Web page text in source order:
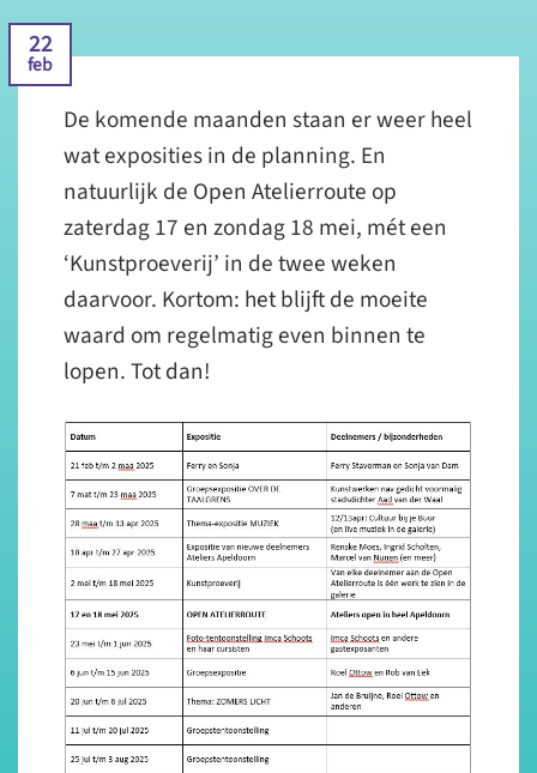
22
feb
De komende maanden staan er weer heel
wat exposities in de planning. En
natuurlijk de Open Atelierroute op
zaterdag 17 en zondag 18 mei, mét een
‘Kunstproeverij’ in de twee weken
daarvoor. Kortom: het blijft de moeite
waard om regelmatig even binnen te
lopen. Tot dan!